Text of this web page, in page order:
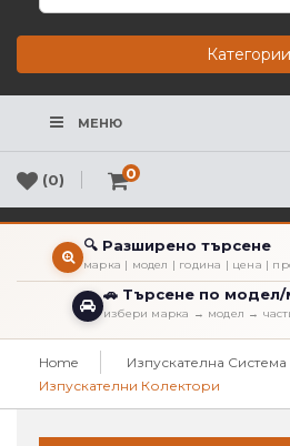
Категории
МЕНЮ
(0) 0
🔍 Разширено търсене
марка | модел | година | цена |
🚗 Търсене по
избери марка → модел →
Home
Изпускателна Система
Изпускателни Колектори